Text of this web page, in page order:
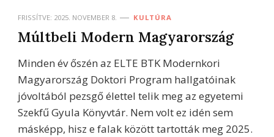
FRISSÍTVE: 2025. NOVEMBER 8. KULTÚRA
Múltbeli Modern Magyarország
Minden év őszén az ELTE BTK Modernkori
Magyarország Doktori Program hallgatóinak
jóvoltából pezsgő élettel telik meg az egyetemi
Szekfű Gyula Könyvtár. Nem volt ez idén sem
másképp, hisz e falak között tartották meg 2025.